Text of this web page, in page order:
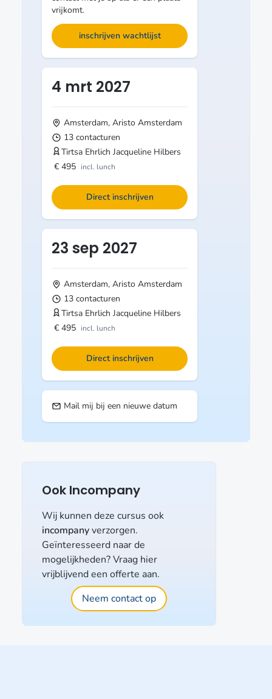
vrijkomt.
inschrijven wachtlijst
4 mrt 2027
Amsterdam, Aristo Amsterdam
13 contacturen
Tirtsa Ehrlich Jacqueline Hilbers
€ 495 incl. lunch
Direct inschrijven
23 sep 2027
Amsterdam, Aristo Amsterdam
13 contacturen
Tirtsa Ehrlich Jacqueline Hilbers
€ 495 incl. lunch
Direct inschrijven
Mail mij bij een nieuwe datum
Ook Incompany
Wij kunnen deze cursus ook
incompanyverzorgen.
Geïnteresseerd naar de
mogelijkheden? Vraag hier
vrijblijvend een offerte aan.
Neem contact op